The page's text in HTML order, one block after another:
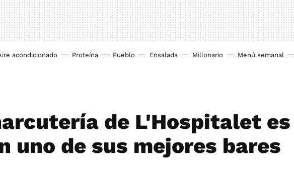
acondicionado Proteína Pueblo Ensalada Millonario Menú semanal
de L'Hospitalet es
uno de sus mejores bares